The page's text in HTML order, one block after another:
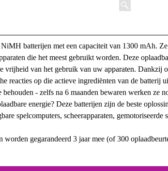
batterijen met een capaciteit van 1300 mAh.
die het meest gebruikt worden. Deze
vrijheid van het gebruik van uw apparaten. Dankzij
reacties op die actieve ingrediënten van de batterij
- zelfs na 6 maanden bewaren werken ze
energie? Deze batterijen zijn de beste
spelcomputers, scheerapparaten, gemotoriseerde
gegarandeerd 3 jaar mee (of 300